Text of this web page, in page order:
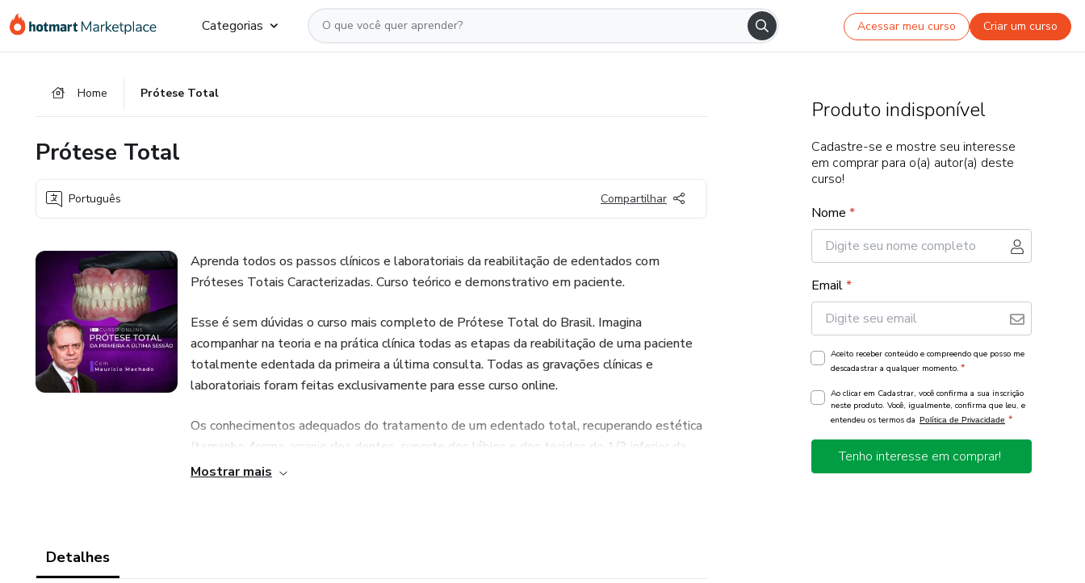
para
para
para
Categorias Acessar meu curso Criar um curso
Home Prótese Total
Prótese Total
Português Compartilhar
Aprenda todos os passos clínicos e laboratoriais da reabilitação de edentados com
Próteses Totais Caracterizadas. Curso teórico e demonstrativo em paciente.
Esse é sem dúvidas o curso mais completo de Prótese Total do Brasil. Imagina
acompanhar na teoria e na prática clínica todas as etapas da reabilitação de uma paciente
totalmente edentada da primeira a última consulta. Todas as gravações clínicas e
laboratoriais foram feitas exclusivamente para esse curso online.
Os conhecimentos adequados do tratamento de um edentado total, recuperando estética
(tamanho, forma, arranjo dos dentes, suporte dos lábios e dos tecidos do 1/3 inferior da
face) e a função (DVO adequada, oclusão, planos, curvas e guias) são fundamentais para se
Mostrar mais
Detalhes
Produto indisponível
Cadastre-se e mostre seu interesse
em comprar para o(a) autor(a) deste
curso!
Nome *
Email*
Aceito receber conteúdo e compreendo que posso me
descadastrar a qualquer momento. *
Ao clicar em Cadastrar, você confirma a sua inscrição
neste produto. Você, igualmente, confirma que leu, e
entendeu os termos da Política de Privacidade *
Tenho interesse em comprar!